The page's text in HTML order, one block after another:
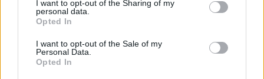
not limited to your visit or usage behaviour. You may click to
grant or deny consent to Google and its third-party tags to
use your data for below specified purposes in below Google
consent section.
I want to opt-out of the Sharing of my
personal data.
Opted In
I want to opt-out of the Sale of my
Personal Data.
Opted In